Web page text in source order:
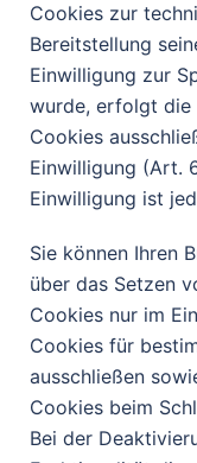
Cookies zur
Bereitstellung
Einwilligung zur
wurde, erfolgt die
Cookies
Einwilligung (Art.
Einwilligung ist
Sie können Ihren
über das Setzen
Cookies nur im
Cookies für
ausschließen
Cookies beim
Bei der